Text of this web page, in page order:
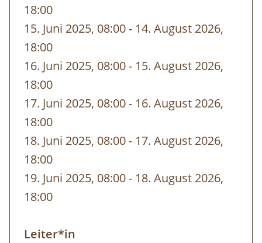
Zum Treffpunkt:
DasNationalpark Besucherzentrum
Ennstal
liegt direkt an der
Eisenbundesstraße zwischen den Orten 4462
Reichraming und 4463 Großraming.
Nationalpark Infostelle und
Tourismusbüro Steyr und die
Nationalpark Region
Ausstellung Wunderwelt Waldwildnis
Nationalpark Shop
Besucherzentrum
18:00
15. Juni 2025, 08:00- bis
14. August 2026,
18:00
16. Juni 2025, 08:00- bis
15. August 2026,
18:00
17. Juni 2025, 08:00- bis
16. August 2026,
18:00
18. Juni 2025, 08:00- bis
17. August 2026,
18:00
19. Juni 2025, 08:00- bis
18. August 2026,
18:00
Leiter*in